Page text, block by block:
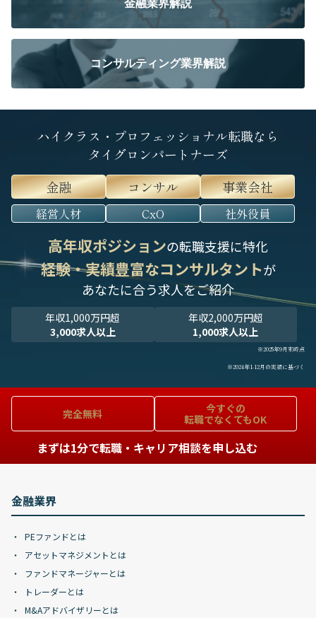
金融業界解説
コンサルティング業界解説
ハイクラス・プロフェッショナル転職なら
タイグロンパートナーズ
金融
コンサル 事業会社
経営人材 CxO 社外役員
高年収ポジションの転職支援に特化
経験・実績豊富なコンサルタントが
あなたに合う求人をご紹介
年収1,000万円超
3,000求人以上
年収2,000万円超
1,000求人以上
※2025年9月末時点
※2024年1-12月の実績に基づく
完全無料
今すぐの
転職でなくてもOK
まずは1分で転職・キャリア相談を申し込む
金融業界
PEファンドとは
アセットマネジメントとは
ファンドマネージャーとは
トレーダーとは
M&Aアドバイザリーとは